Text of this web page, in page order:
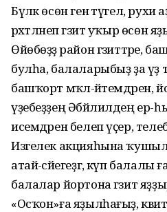
Бүләк өсөн генә түгел, рухи
рәхәтләнеп гәзит уҡыр өсөн
Өйөбөҙҙә район гәзиттәре,
булһа, балаларыбыҙ ҙа үҙ
башҡорт мәҡәл-
үҙебеҙҙең Әбйәлилдең
исемдәрен белеп үҫер,
Изгелек акцияһына
атай-әсәйегеҙгә, күп балалы
балалар йортона гәзит
«Осҡон»ға яҙылһағыҙ,